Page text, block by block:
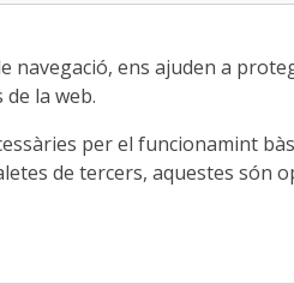
navegació, ens ajuden a
la web.
per el funcionamint
de tercers, aquestes són